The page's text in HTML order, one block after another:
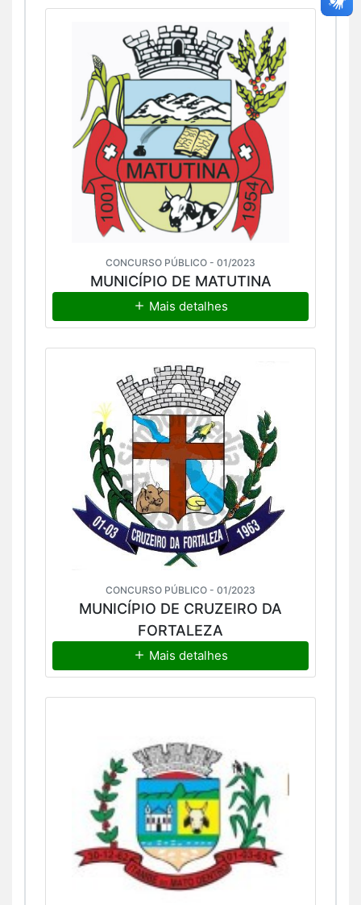
CONCURSO PÚBLICO - 01/2023
MUNICÍPIO DE MATUTINA
Mais detalhes
CONCURSO PÚBLICO - 01/2023
MUNICÍPIO DE CRUZEIRO DA
FORTALEZA
Mais detalhes